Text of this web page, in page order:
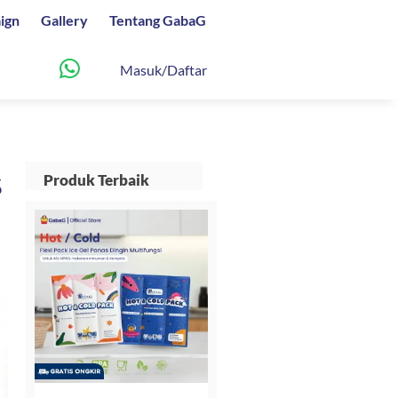
Gallery Tentang GabaG
Masuk/Daftar
Produk Terbaik